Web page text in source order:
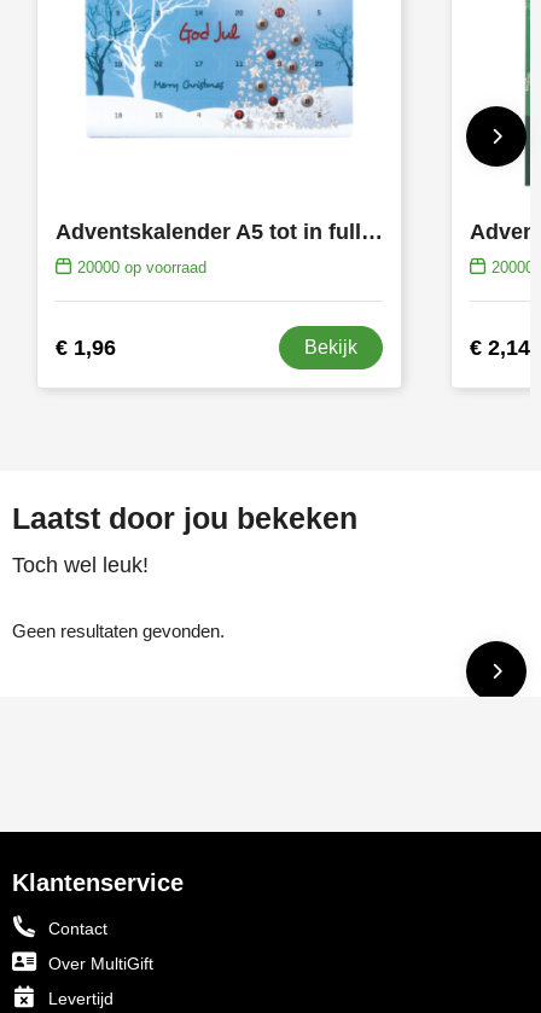
Adventskalender A5 tot in full colour bedrukt
20000op voorraad
€ 1,96 Bekijk
20000
€ 2,14
Laatst door jou bekeken
Toch wel leuk!
Geen resultaten gevonden.
Klantenservice
Contact
Over MultiGift
Levertijd